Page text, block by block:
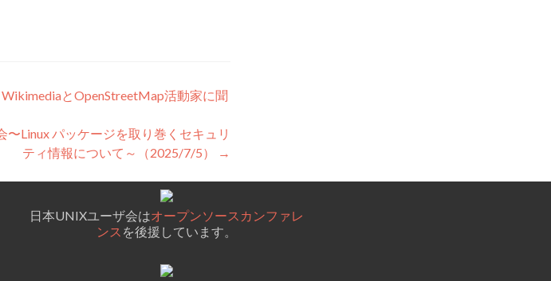
とOpenStreetMap活動家に聞
〜Linux パッケージを取り巻くセキュリ
ティ情報について～（2025/7/5）
→
日本UNIXユーザ会はオープンソースカンファレ
ンス を後援しています。